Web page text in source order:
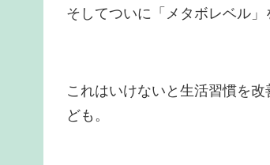
そしてついに「メタボレベル
これはいけないと生活習慣を
ども。